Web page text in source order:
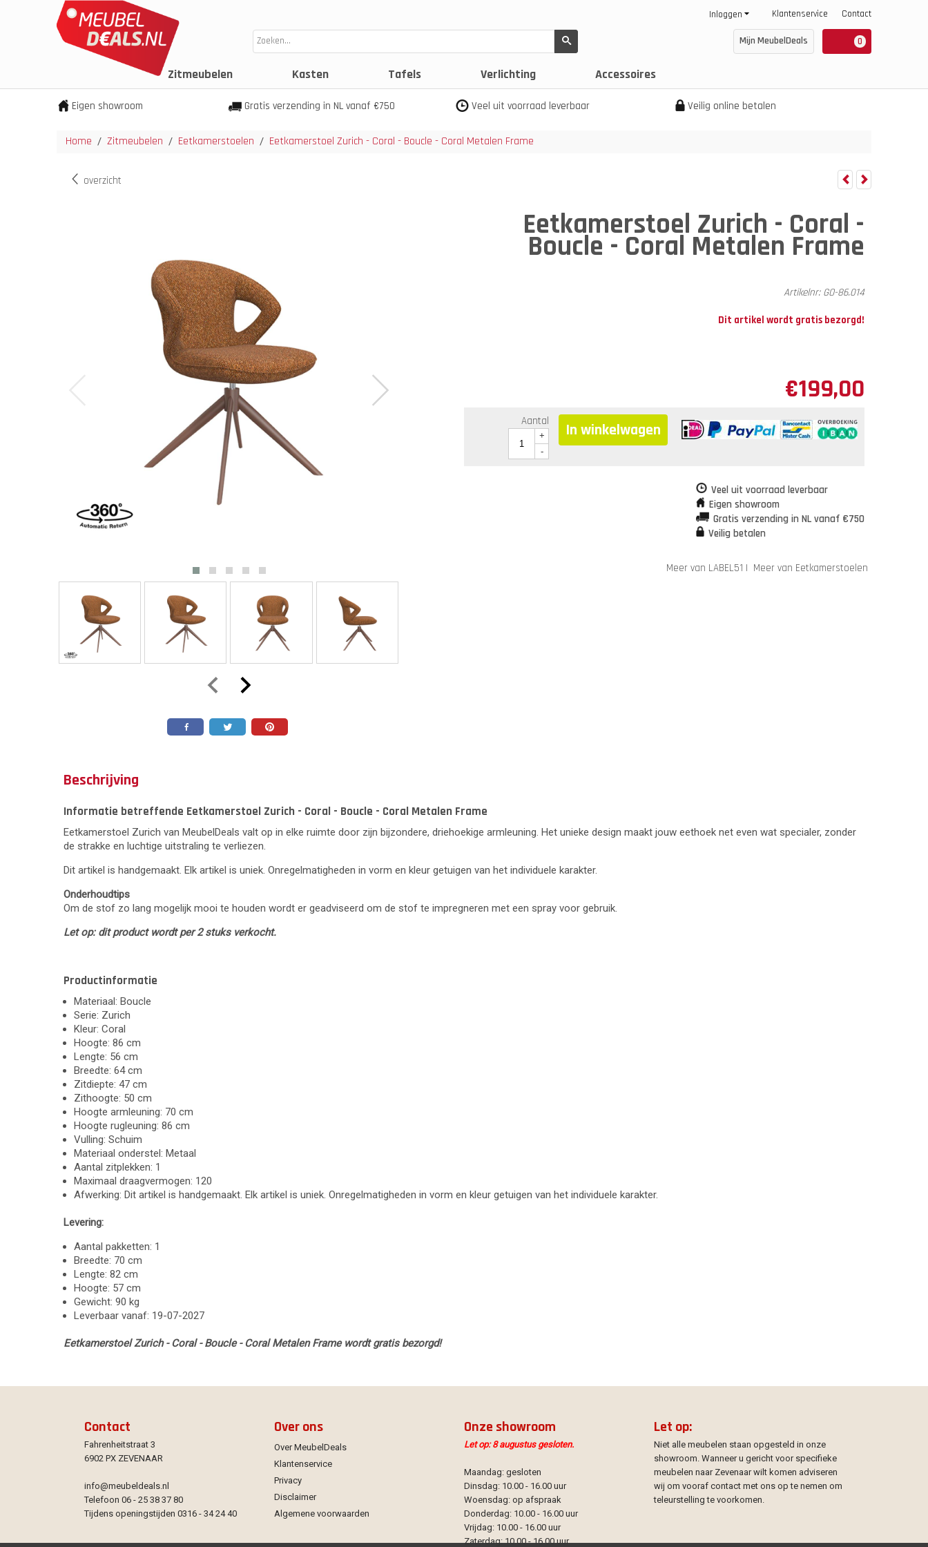
Klantenservice Contact
Inloggen
0
Mijn MeubelDeals
Zitmeubelen Kasten Tafels Verlichting Accessoires
Eigen showroom Gratis verzending in NL vanaf €750 Veel uit voorraad leverbaar Veilig online betalen
Home / Zitmeubelen / Eetkamerstoelen / Eetkamerstoel Zurich - Coral - Boucle - Coral Metalen Frame
overzicht
Eetkamerstoel Zurich - Coral -
Boucle - Coral Metalen Frame
Artikelnr: GO-86.014
Dit artikel wordt gratis bezorgd!
€199,00
Aantal
+
-
In winkelwagen
Veel uit voorraad leverbaar
Eigen showroom
Gratis verzending in NL vanaf €750
Veilig betalen
Meer van LABEL51 | Meer van Eetkamerstoelen
Beschrijving
Informatie betreffende Eetkamerstoel Zurich - Coral - Boucle - Coral Metalen Frame
Eetkamerstoel Zurich van MeubelDeals valt op in elke ruimte door zijn bijzondere, driehoekige armleuning. Het unieke design maakt jouw eethoek net even wat specialer, zonder
de strakke en luchtige uitstraling te verliezen.
Dit artikel is handgemaakt. Elk artikel is uniek. Onregelmatigheden in vorm en kleur getuigen van het individuele karakter.
Onderhoudtips
Om de stof zo lang mogelijk mooi te houden wordt er geadviseerd om de stof te impregneren met een spray voor gebruik.
Let op: dit product wordt per 2 stuks verkocht.
Productinformatie
Materiaal: Boucle
Serie: Zurich
Kleur: Coral
Hoogte: 86 cm
Lengte: 56 cm
Breedte: 64 cm
Zitdiepte: 47 cm
Zithoogte: 50 cm
Hoogte armleuning: 70 cm
Hoogte rugleuning: 86 cm
Vulling: Schuim
Materiaal onderstel: Metaal
Aantal zitplekken: 1
Maximaal draagvermogen: 120
Afwerking: Dit artikel is handgemaakt. Elk artikel is uniek. Onregelmatigheden in vorm en kleur getuigen van het individuele karakter.
Levering:
Aantal pakketten: 1
Breedte: 70 cm
Lengte: 82 cm
Hoogte: 57 cm
Gewicht: 90 kg
Leverbaar vanaf: 19-07-2027
Eetkamerstoel Zurich - Coral - Boucle - Coral Metalen Frame wordt gratis bezorgd!
Contact
Fahrenheitstraat 3
6902 PX ZEVENAAR
info@meubeldeals.nl
Telefoon 06 - 25 38 37 80
Tijdens openingstijden 0316 - 34 24 40
Over ons
Over MeubelDeals
Klantenservice
Privacy
Disclaimer
Algemene voorwaarden
Onze showroom
Let op: 8 augustus gesloten.
Maandag: gesloten
Dinsdag: 10.00 - 16.00 uur
Woensdag: op afspraak
Donderdag: 10.00 - 16.00 uur
Vrijdag: 10.00 - 16.00 uur
Zaterdag: 10.00 - 16.00 uur
Let op:
Niet alle meubelen staan opgesteld in onze
showroom. Wanneer u gericht voor specifieke
meubelen naar Zevenaar wilt komen adviseren
wij om vooraf contact met ons op te nemen om
teleurstelling te voorkomen.